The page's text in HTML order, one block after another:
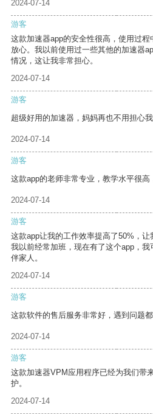
2024-07-14
游客
这款加速器app的安全性很高，使用过
放心。我以前使用过一些其他的加速器
情况，这让我非常担心。
2024-07-14
游客
超级好用的加速器，妈妈再也不用担心我
2024-07-14
游客
这款app的老师非常专业，教学水平很高
2024-07-14
游客
这款app让我的工作效率提高了50%，让
我以前经常加班，现在有了这个app，
伴家人。
2024-07-14
游客
这款软件的售后服务非常好，遇到问题都
2024-07-14
游客
这款加速器VPM应用程序已经为我们带
护。
2024-07-14